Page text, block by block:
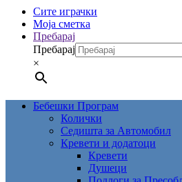
Сите играчки
Моја сметка
Пребарај
Пребарај
×
Бебешки Програм
Колички
Седишта за Автомобил
Кревети и додатоци
Кревети
Душеци